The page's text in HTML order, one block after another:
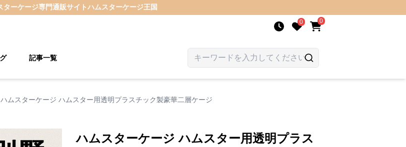
ターケージ専門通販サイトハムスターケージ王国
0 0
記事一覧
ハムスターケージ ハムスター用透明プラスチック製豪華二層ケージ
ハムスターケージ ハムスター用透明プラス